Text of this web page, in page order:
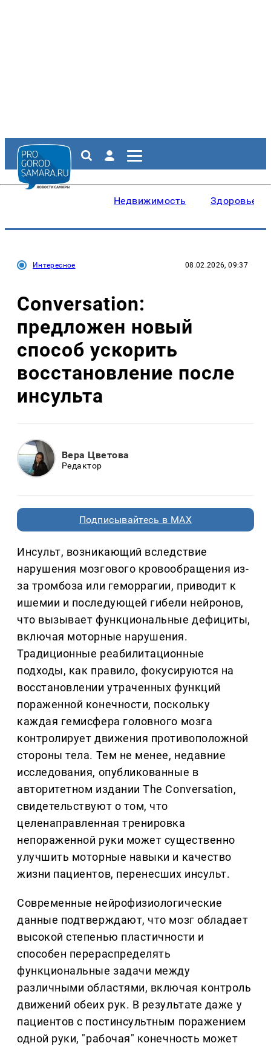
Недвижимость Здоровье
Интересное 08.02.2026, 09:37
Conversation:
предложен новый
способ ускорить
восстановление после
инсульта
Вера Цветова
Редактор
Подписывайтесь в MAX
Инсульт, возникающий вследствие
нарушения мозгового кровообращения из-
за тромбоза или геморрагии, приводит к
ишемии и последующей гибели нейронов,
что вызывает функциональные дефициты,
включая моторные нарушения.
Традиционные реабилитационные
подходы, как правило, фокусируются на
восстановлении утраченных функций
пораженной конечности, поскольку
каждая гемисфера головного мозга
контролирует движения противоположной
стороны тела. Тем не менее, недавние
исследования, опубликованные в
авторитетном издании The Conversation,
свидетельствуют о том, что
целенаправленная тренировка
непораженной руки может существенно
улучшить моторные навыки и качество
жизни пациентов, перенесших инсульт.
Современные нейрофизиологические
данные подтверждают, что мозг обладает
высокой степенью пластичности и
способен перераспределять
функциональные задачи между
различными областями, включая контроль
движений обеих рук. В результате даже у
пациентов с постинсультным поражением
одной руки, "рабочая" конечность может